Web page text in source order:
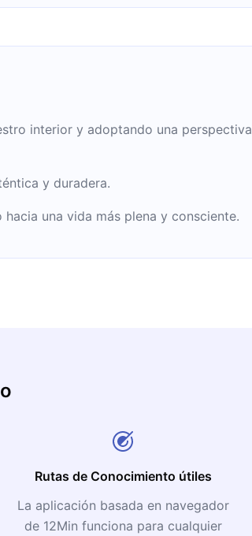
interior y adoptando una perspectiva
y duradera.
una vida más plena y consciente.
Rutas de Conocimiento útiles
La aplicación basada en navegador
de 12Min funciona para cualquier